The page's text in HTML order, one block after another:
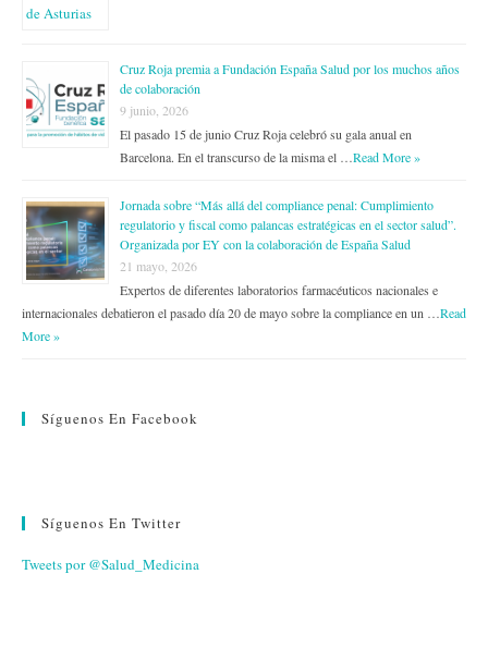
Cruz Roja premia a Fundación España Salud por los muchos años
de colaboración
9 junio, 2026
El pasado 15 de junio Cruz Roja celebró su gala anual en
Barcelona. En el transcurso de la misma el … Read More »
Jornada sobre “Más allá del compliance penal: Cumplimiento
regulatorio y fiscal como palancas estratégicas en el sector salud”.
Organizada por EY con la colaboración de España Salud
21 mayo, 2026
Expertos de diferentes laboratorios farmacéuticos nacionales e
internacionales debatieron el pasado día 20 de mayo sobre la compliance en un … Read
More »
Síguenos En Facebook
Síguenos En Twitter
Tweets por @Salud_Medicina